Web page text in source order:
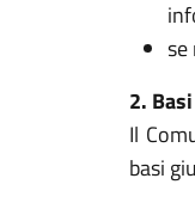
se
2.
Il
basi